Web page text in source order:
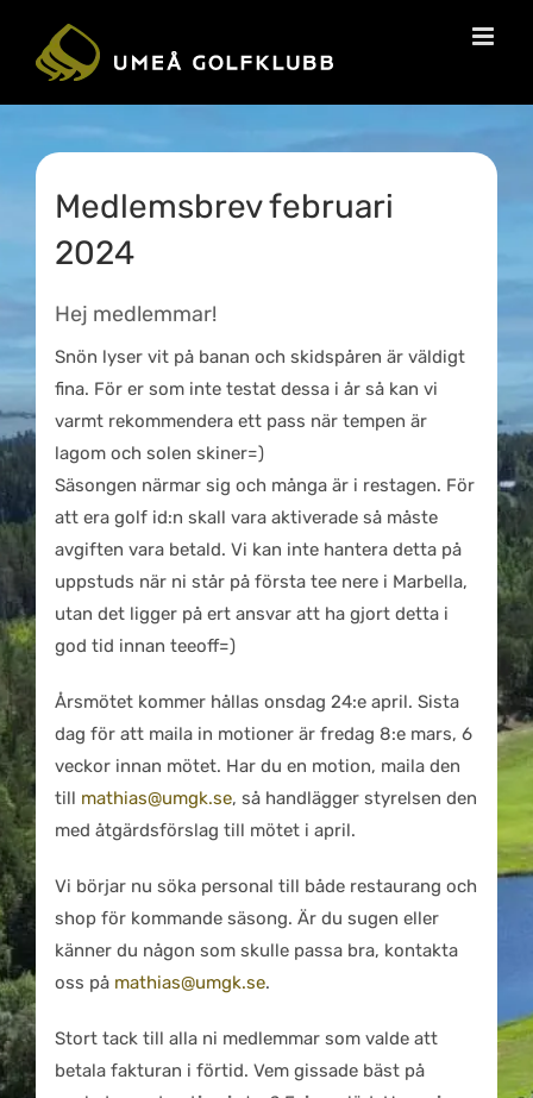
Medlemsbrev februari
2024
Hej medlemmar!
Snön lyser vit på banan och skidspåren är väldigt
fina. För er som inte testat dessa i år så kan vi
varmt rekommendera ett pass när tempen är
lagom och solen skiner=)
Säsongen närmar sig och många är i restagen. För
att era golf id:n skall vara aktiverade så måste
avgiften vara betald. Vi kan inte hantera detta på
uppstuds när ni står på första tee nere i Marbella,
utan det ligger på ert ansvar att ha gjort detta i
god tid innan teeoff=)
Årsmötet kommer hållas onsdag 24:e april. Sista
dag för att maila in motioner är fredag 8:e mars, 6
veckor innan mötet. Har du en motion, maila den
till mathias@umgk.se, så handlägger styrelsen den
med åtgärdsförslag till mötet i april.
Vi börjar nu söka personal till både restaurang och
shop för kommande säsong. Är du sugen eller
känner du någon som skulle passa bra, kontakta
oss på mathias@umgk.se.
Stort tack till alla ni medlemmar som valde att
betala fakturan i förtid. Vem gissade bäst på